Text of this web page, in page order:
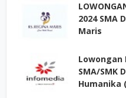
2024 SMA
Maris
Lowongan
SMA/SMK
Humanika